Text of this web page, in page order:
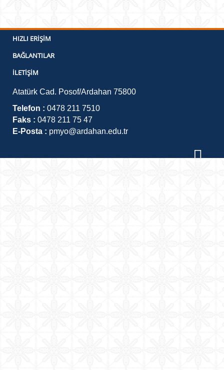
HIZLI ERIŞIM
BAĞLANTILAR
İLETIŞIM
Atatürk Cad. Posof/Ardahan 75800
Telefon : 0478 211 7510
Faks : 0478 211 75 47
E-Posta : pmyo@ardahan.edu.tr